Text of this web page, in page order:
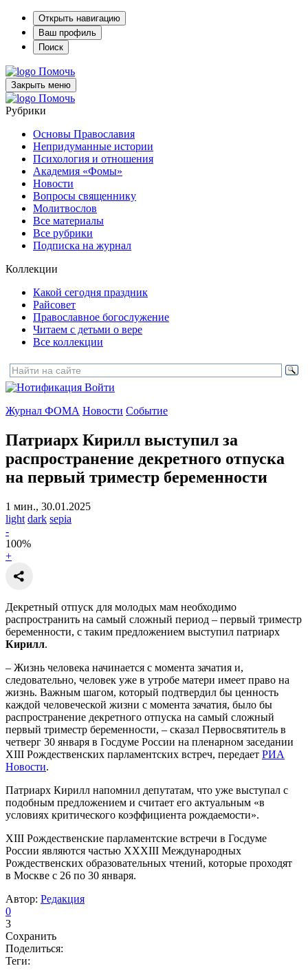
Открыть навигацию
Ваш профиль
Поиск
Помочь
Закрыть меню
Помочь
Рубрики
Основы Православия
Непридуманные истории
Психология и отношения
Академия «Фомы»
Новости
Вопросы священнику
Молитвослов
Все материалы
Все рубрики
Подписка на журнал
Коллекции
Какой сегодня праздник
Райсовет
Православное богослужение
Читаем с детьми о вере
Все коллекции
Войти
Журнал ФОМА Новости Событие
Патриарх Кирилл выступил за
распространение декретного отпуска
на первый триместр беременности
1 мин., 30.01.2025
light dark sepia
-
100%
+
Декретный отпуск для молодых мам необходимо
распространить на самый сложный период – первый триместр
беременности, с таким предложением выступил патриарх
Кирилл.
– Жизнь человека начинается с момента зачатия и,
следовательно, человек уже в утробе матери имеет право на
жизнь. Важным шагом, который подтвердил бы ценность
каждой человеческой жизни с момента зачатия, было бы
распространение декретного отпуска на самый сложный
первый триместр беременности, – сказал Первосвятитель в
четверг 30 января в Госдуме России на пленарном заседании
XIII Рождественских парламентских встреч, передает РИА
Новости.
Патриарх Кирилл напомнил депутатам, что уже выступал с
подобным предложением и считает его актуальным «в
условиях критического коэффициента рождаемости».
XIII Рождественские парламентские встречи в Госдуме
России являются частью ХХХIII Международных
Рождественских образовательных чтений, которые проходят
в Москве с 26 по 30 января.
Автор: Редакция
0
3
Сохранить
Поделиться:
Теги: